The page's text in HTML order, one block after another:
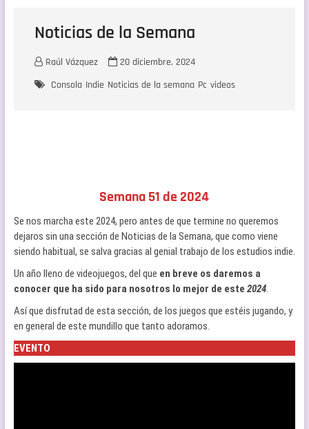
Noticias de la Semana
Raúl Vázquez
20 diciembre, 2024
Consola Indie Noticias de la semana Pc videos
Semana 51 de 2024
Se nos marcha este 2024, pero antes de que termine no queremos
dejaros sin una sección de Noticias de la Semana, que como viene
siendo habitual, se salva gracias al genial trabajo de los estudios indie.
Un año lleno de videojuegos, del que en breve os daremos a
conocer que ha sido para nosotros lo mejor de este 2024.
Así que disfrutad de esta sección, de los juegos que estéis jugando, y
en general de este mundillo que tanto adoramos.
EVENTO